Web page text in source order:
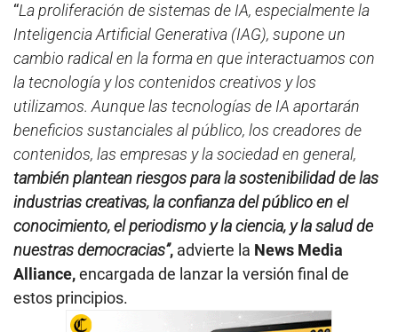
“La proliferación de sistemas de IA, especialmente la
Inteligencia Artificial Generativa (IAG), supone un
cambio radical en la forma en que interactuamos con
la tecnología y los contenidos creativos y los
utilizamos. Aunque las tecnologías de IA aportarán
beneficios sustanciales al público, los creadores de
contenidos, las empresas y la sociedad en general,
también plantean riesgos para la sostenibilidad de las
industrias creativas, la confianza del público en el
conocimiento, el periodismo y la ciencia, y la salud de
nuestras democracias”, advierte la News Media
Alliance,encargada de lanzar la versión final de
estos principios.